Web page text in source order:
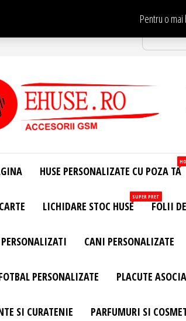
Pentru o
.
HUSE PERSONALIZATE CU POZA TA
LICHIDARE STOC HUSE
SUPER PRET
FOLII
CANI PERSONALIZATE
PERSONALIZATE PLACUTE
SI CURATENIE PARFUMURI SI